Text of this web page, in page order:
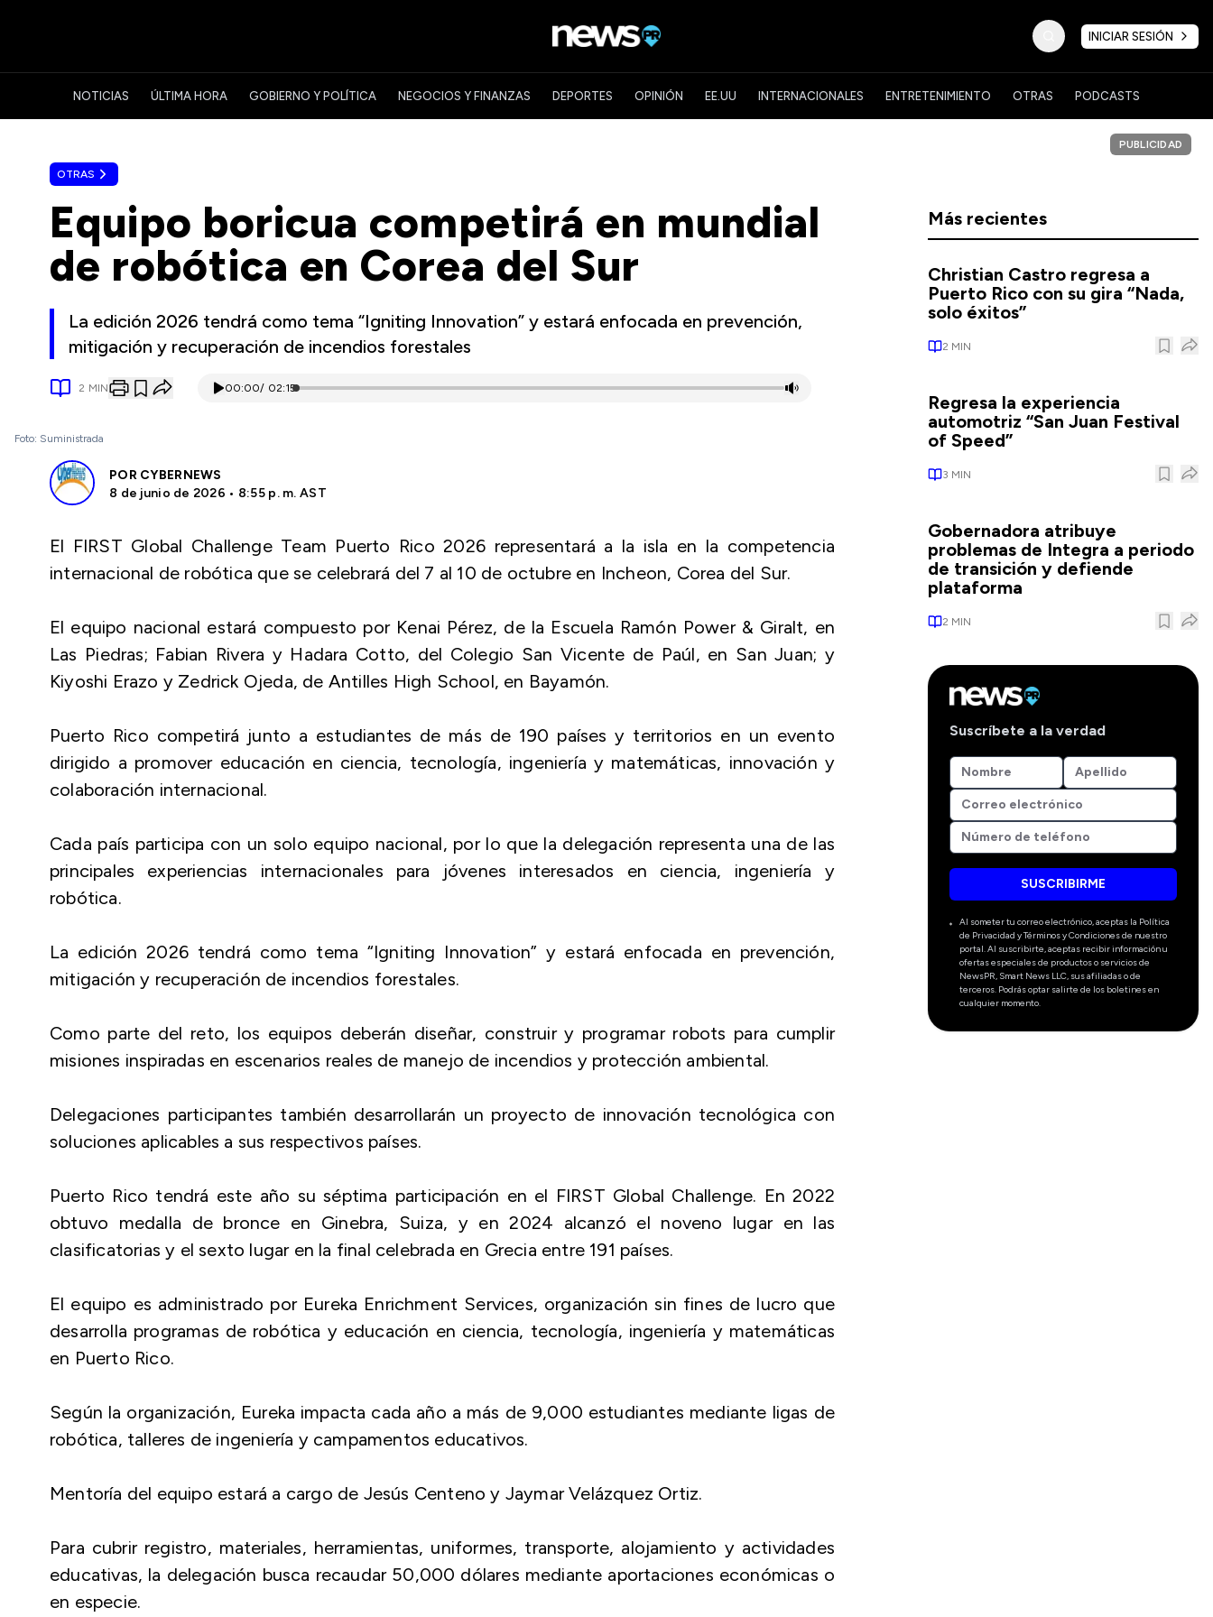
INICIAR SESIÓN
NOTICIAS ÚLTIMA HORA GOBIERNO Y POLÍTICA NEGOCIOS Y FINANZAS DEPORTES OPINIÓN EE.UU INTERNACIONALES ENTRETENIMIENTO OTRAS PODCASTS
OTRAS
Equipo boricua competirá en mundial
de robótica en Corea del Sur
La edición 2026 tendrá como tema “Igniting Innovation” y estará enfocada en prevención,
mitigación y recuperación de incendios forestales
2 MIN 00:00/ 02:15
Foto: Suministrada
POR CYBERNEWS
8 de junio de 2026 • 8:55 p. m. AST
El FIRST Global Challenge Team Puerto Rico 2026 representará a la isla en la competencia
internacional de robótica que se celebrará del 7 al 10 de octubre en Incheon, Corea del Sur.
El equipo nacional estará compuesto por Kenai Pérez, de la Escuela Ramón Power & Giralt, en
Las Piedras; Fabian Rivera y Hadara Cotto, del Colegio San Vicente de Paúl, en San Juan; y
Kiyoshi Erazo y Zedrick Ojeda, de Antilles High School, en Bayamón.
Puerto Rico competirá junto a estudiantes de más de 190 países y territorios en un evento
dirigido a promover educación en ciencia, tecnología, ingeniería y matemáticas, innovación y
colaboración internacional.
Cada país participa con un solo equipo nacional, por lo que la delegación representa una de las
principales experiencias internacionales para jóvenes interesados en ciencia, ingeniería y
robótica.
La edición 2026 tendrá como tema “Igniting Innovation” y estará enfocada en prevención,
mitigación y recuperación de incendios forestales.
Como parte del reto, los equipos deberán diseñar, construir y programar robots para cumplir
misiones inspiradas en escenarios reales de manejo de incendios y protección ambiental.
Delegaciones participantes también desarrollarán un proyecto de innovación tecnológica con
soluciones aplicables a sus respectivos países.
Puerto Rico tendrá este año su séptima participación en el FIRST Global Challenge. En 2022
obtuvo medalla de bronce en Ginebra, Suiza, y en 2024 alcanzó el noveno lugar en las
clasificatorias y el sexto lugar en la final celebrada en Grecia entre 191 países.
El equipo es administrado por Eureka Enrichment Services, organización sin fines de lucro que
desarrolla programas de robótica y educación en ciencia, tecnología, ingeniería y matemáticas
en Puerto Rico.
Según la organización, Eureka impacta cada año a más de 9,000 estudiantes mediante ligas de
robótica, talleres de ingeniería y campamentos educativos.
Mentoría del equipo estará a cargo de Jesús Centeno y Jaymar Velázquez Ortiz.
Para cubrir registro, materiales, herramientas, uniformes, transporte, alojamiento y actividades
educativas, la delegación busca recaudar 50,000 dólares mediante aportaciones económicas o
en especie.
PUBLICIDAD
Más recientes
Christian Castro regresa a
Puerto Rico con su gira “Nada,
solo éxitos”
2 MIN
Regresa la experiencia
automotriz “San Juan Festival
of Speed”
3 MIN
Gobernadora atribuye
problemas de Integra a periodo
de transición y defiende
plataforma
2 MIN
Suscríbete a la verdad
SUSCRIBIRME
Al someter tu correo electrónico, aceptas la Política
de Privacidad y Términos y Condiciones de nuestro
portal. Al suscribirte, aceptas recibir información u
ofertas especiales de productos o servicios de
NewsPR, Smart News LLC, sus afiliadas o de
terceros. Podrás optar salirte de los boletines en
cualquier momento.